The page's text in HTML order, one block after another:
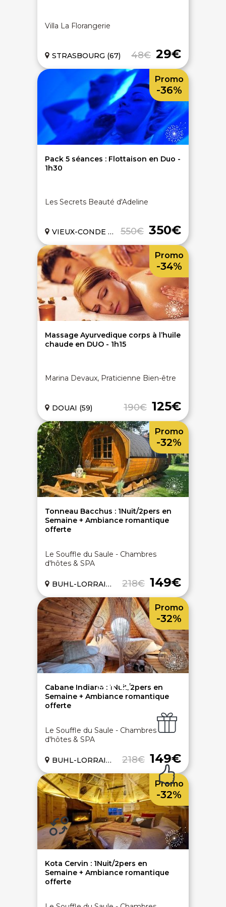
Villa La Florangerie
48€ 29€
STRASBOURG (67)
Pack 5 séances : Flottaison en Duo -
1h30
Les Secrets Beauté d'Adeline
550€ 350€
VIEUX-CONDE (59)
Promo
-36%
Massage Ayurvedique corps à l’huile
chaude en DUO - 1h15
Marina Devaux, Praticienne Bien-être
190€ 125€
DOUAI (59)
Promo
-34%
Tonneau Bacchus : 1Nuit/2pers en
Semaine + Ambiance romantique
offerte
Le Souffle du Saule - Chambres
d'hôtes & SPA
218€ 149€
BUHL-LORRAINE (57)
Promo
-32%
Cabane Indiana : 1Nuit/2pers en
Semaine + Ambiance romantique
offerte
Le Souffle du Saule - Chambres
d'hôtes & SPA
218€ 149€
BUHL-LORRAINE (57)
Promo
-32%
Kota Cervin : 1Nuit/2pers en
Semaine + Ambiance romantique
offerte
Promo
-32%
On discute ?
SERVICE CLIENTS LeBienEtre.fr
Email
Notre service client est ouvert du lundi au vendredi
de 9h à 12h30 et de 14h à 18h
DEVENIR PARTENAIRE
Proposer mon établissement
Témoignages partenaires
RECRUTEMENT
Ouvrir une agence LeBienEtre.fr
Paiement sécurisé
Livraison gratuite 94% de satisfaits
Échange 1 an